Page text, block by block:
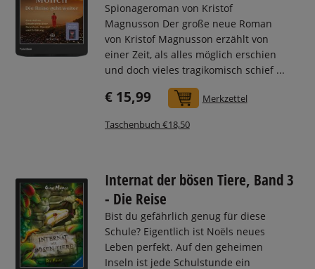
Spionageroman von Kristof
Magnusson Der große neue Roman
von Kristof Magnusson erzählt von
einer Zeit, als alles möglich erschien
und doch vieles tragikomisch schief ...
€ 15,99 In den Warenkorb
Merkzettel
Taschenbuch €18,50
Internat der bösen Tiere, Band 3
- Die Reise
Bist du gefährlich genug für diese
Schule? Eigentlich ist Noëls neues
Leben perfekt. Auf den geheimen
Inseln ist jede Schulstunde ein